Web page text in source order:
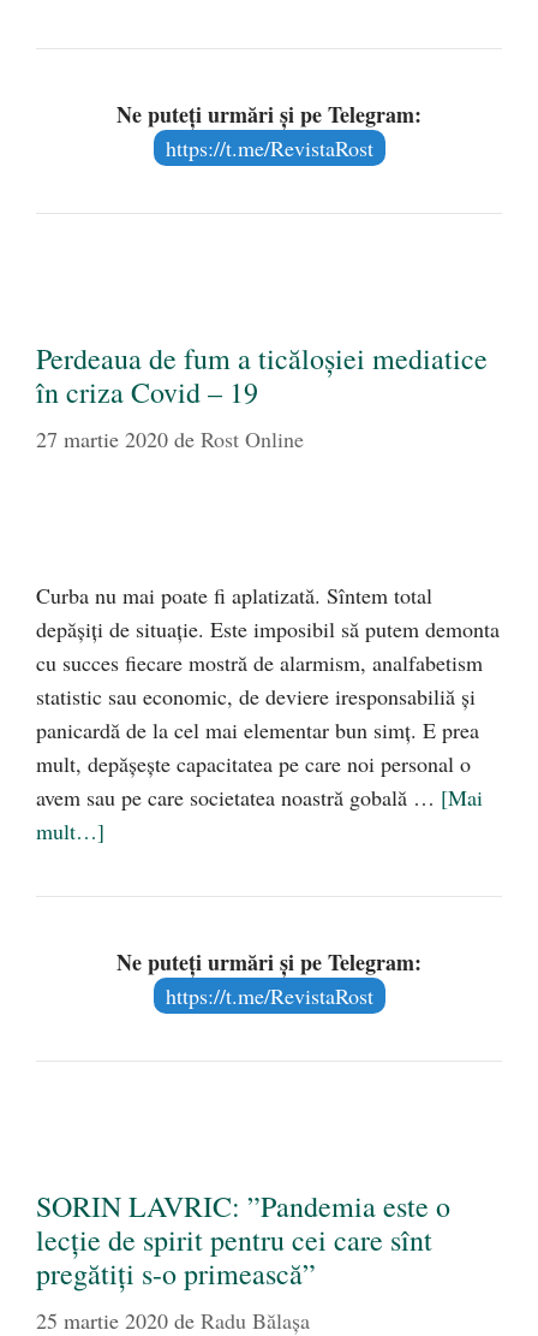
Ne puteți urmări și pe Telegram:
https://t.me/RevistaRost
Perdeaua de fum a ticăloșiei mediatice
în criza Covid – 19
27 martie 2020 de Rost Online
Curba nu mai poate fi aplatizată. Sîntem total
depășiți de situație. Este imposibil să putem demonta
cu succes fiecare mostră de alarmism, analfabetism
statistic sau economic, de deviere iresponsabiliă și
panicardă de la cel mai elementar bun simț. E prea
mult, depășește capacitatea pe care noi personal o
avem sau pe care societatea noastră gobală … [Mai
mult…]
Ne puteți urmări și pe Telegram:
https://t.me/RevistaRost
SORIN LAVRIC: ”Pandemia este o
lecție de spirit pentru cei care sînt
pregătiți s-o primească”
25 martie 2020 de Radu Bălaşa